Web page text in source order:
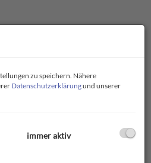
zu speichern. Nähere
Datenschutzerklärungund unserer
immer aktiv